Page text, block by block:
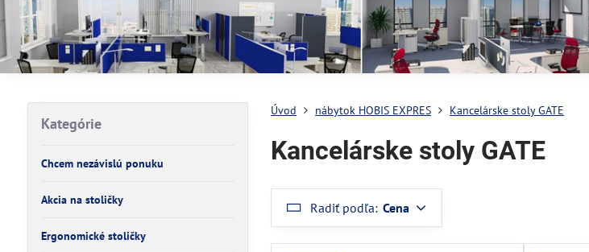
Úvod nábytok HOBIS EXPRES Kancelárske stoly GATE
Kancelárske stoly GATE
Radiť podľa: Cena
Kategórie
Chcem nezávislú ponuku
Akcia na stoličky
Ergonomické stoličky